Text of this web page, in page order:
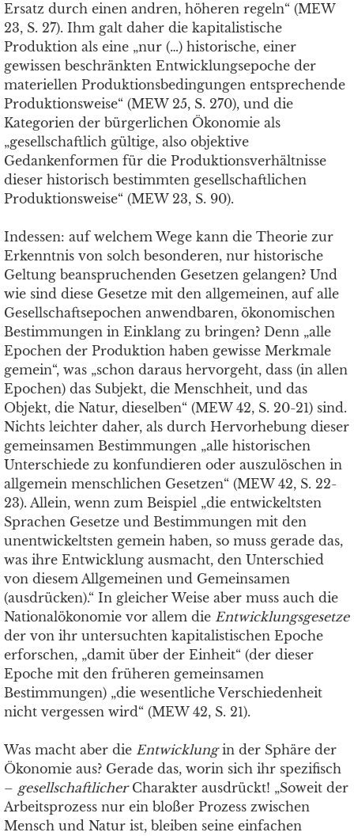
Ersatz durch einen andren, höheren regeln“ (MEW
23, S. 27). Ihm galt daher die kapitalistische
Produktion als eine „nur (…) historische, einer
gewissen beschränkten Entwicklungsepoche der
materiellen Produktionsbedingungen entsprechende
Produktionsweise“ (MEW 25, S. 270), und die
Kategorien der bürgerlichen Ökonomie als
„gesellschaftlich gültige, also objektive
Gedankenformen für die Produktionsverhältnisse
dieser historisch bestimmten gesellschaftlichen
Produktionsweise“ (MEW 23, S. 90).
Indessen: auf welchem Wege kann die Theorie zur
Erkenntnis von solch besonderen, nur historische
Geltung beanspruchenden Gesetzen gelangen? Und
wie sind diese Gesetze mit den allgemeinen, auf alle
Gesellschaftsepochen anwendbaren, ökonomischen
Bestimmungen in Einklang zu bringen? Denn „alle
Epochen der Produktion haben gewisse Merkmale
gemein“, was „schon daraus hervorgeht, dass (in allen
Epochen) das Subjekt, die Menschheit, und das
Objekt, die Natur, dieselben“ (MEW 42, S. 20-21) sind.
Nichts leichter daher, als durch Hervorhebung dieser
gemeinsamen Bestimmungen „alle historischen
Unterschiede zu konfundieren oder auszulöschen in
allgemein menschlichen Gesetzen“ (MEW 42, S. 22-
23). Allein, wenn zum Beispiel „die entwickeltsten
Sprachen Gesetze und Bestimmungen mit den
unentwickeltsten gemein haben, so muss gerade das,
was ihre Entwicklung ausmacht, den Unterschied
von diesem Allgemeinen und Gemeinsamen
(ausdrücken).“ In gleicher Weise aber muss auch die
Nationalökonomie vor allem die Entwicklungsgesetze
der von ihr untersuchten kapitalistischen Epoche
erforschen, „damit über der Einheit“ (der dieser
Epoche mit den früheren gemeinsamen
Bestimmungen) „die wesentliche Verschiedenheit
nicht vergessen wird“ (MEW 42, S. 21).
Was macht aber die Entwicklungin der Sphäre der
Ökonomie aus? Gerade das, worin sich ihr spezifisch
– gesellschaftlicherCharakter ausdrückt! „Soweit der
Arbeitsprozess nur ein bloßer Prozess zwischen
Mensch und Natur ist, bleiben seine einfachen